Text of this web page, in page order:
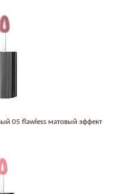
05 flawless матовый эффект